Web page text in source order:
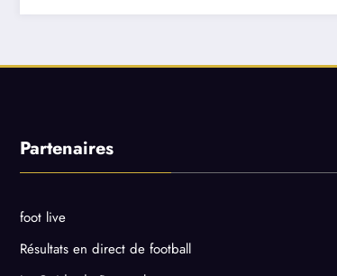
Partenaires
foot live
Résultats en direct de football